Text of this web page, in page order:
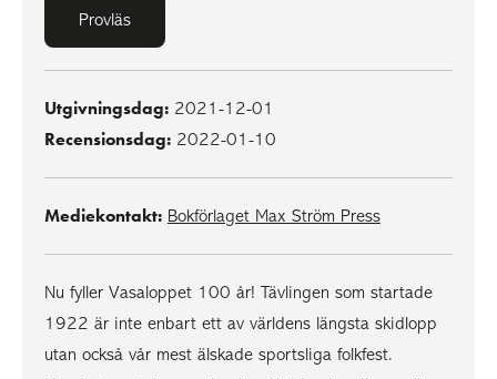
Provläs
Utgivningsdag: 2021-12-01
Recensionsdag: 2022-01-10
Mediekontakt: Bokförlaget Max Ström Press
Nu fyller Vasaloppet 100 år! Tävlingen som startade
1922 är inte enbart ett av världens längsta skidlopp
utan också vår mest älskade sportsliga folkfest.